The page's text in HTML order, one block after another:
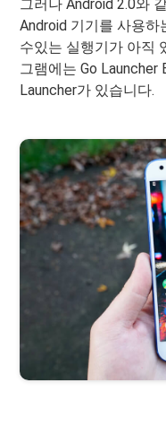
그러나 Android 2.0와
Android 기기를 사용하
수있는 실행기가 아직
그램에는 Go Launcher
Launcher가 있습니다.